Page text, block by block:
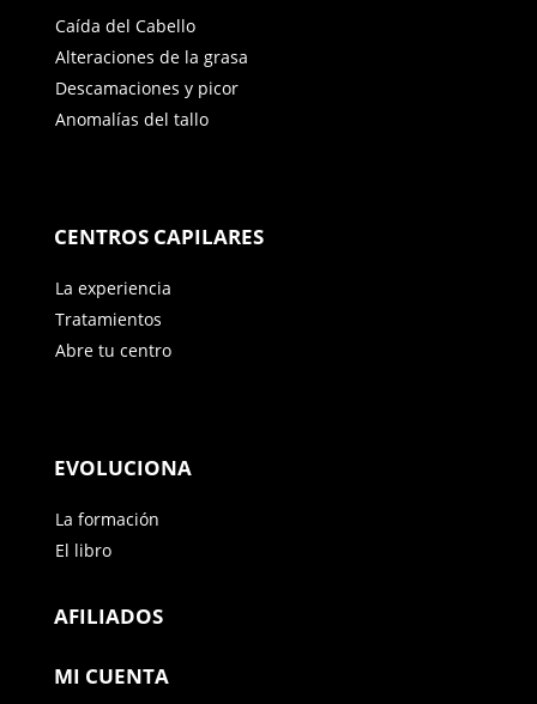
Caída del Cabello
Alteraciones de la grasa
Descamaciones y picor
Anomalías del tallo
CENTROS CAPILARES
La experiencia
Tratamientos
Abre tu centro
EVOLUCIONA
La formación
El libro
AFILIADOS
MI CUENTA